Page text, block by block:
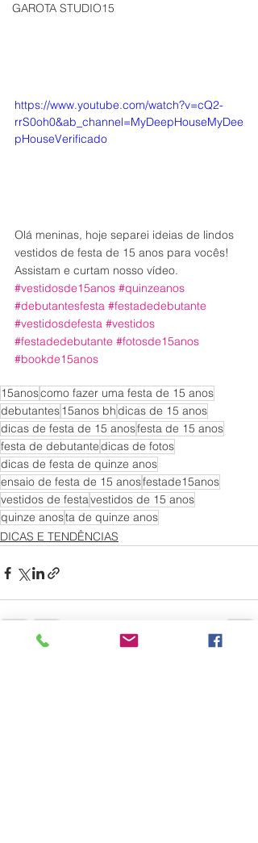
GAROTA STUDIO15
https://www.youtube.com/watch?v=cQ2-
rrS0oh0&ab_channel=MyDeepHouseMyDee
pHouseVerificado
Olá meninas, hoje separei ideias de lindos
vestidos de festa de 15 anos para vocês!
Assistam e curtam nosso vídeo.
#vestidosde15anos #quinzeanos
#debutantesfesta #festadedebutante
#vestidosdefesta #vestidos
#festadedebutante #fotosde15anos
#bookde15anos
15anoscomo fazer uma festa de 15 anos
debutantes15anos bhdicas de 15 anos
dicas de festa de 15 anosfesta de 15 anos
festa de debutantedicas de fotos
dicas de festa de quinze anos
ensaio de festa de 15 anosfestade15anos
vestidos de festavestidos de 15 anos
quinze anosta de quinze anos
DICAS E TENDÊNCIAS